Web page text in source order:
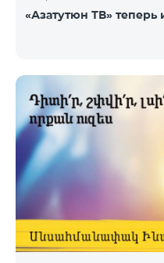
«Азатутюн ТВ» теперь